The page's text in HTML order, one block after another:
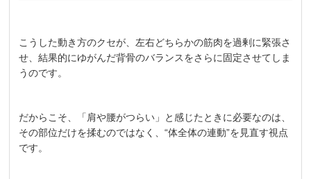
こうした動き方のクセが、左右どちらかの筋肉を過剰に緊張さ
せ、結果的にゆがんだ背骨のバランスをさらに固定させてしま
うのです。
だからこそ、「肩や腰がつらい」と感じたときに必要なのは、
その部位だけを揉むのではなく、“体全体の連動”を見直す視点
です。